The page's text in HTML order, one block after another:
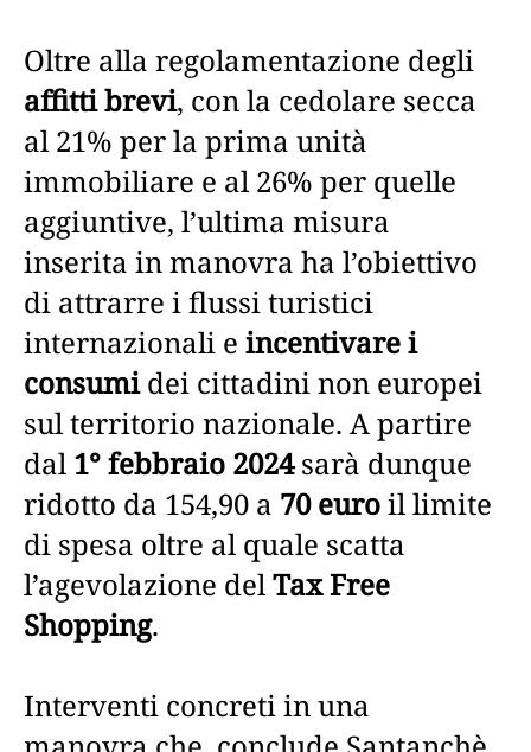
Oltre alla regolamentazione degli
affitti brevi, con la cedolare secca
al 21% per la prima unità
immobiliare e al 26% per quelle
aggiuntive, l’ultima misura
inserita in manovra ha l’obiettivo
di attrarre i flussi turistici
internazionali e incentivare i
consumidei cittadini non europei
sul territorio nazionale. A partire
dal1° febbraio 2024sarà dunque
ridotto da 154,90 a 70 euroil limite
di spesa oltre al quale scatta
l’agevolazione delTax Free
Shopping.
Interventi concreti in una